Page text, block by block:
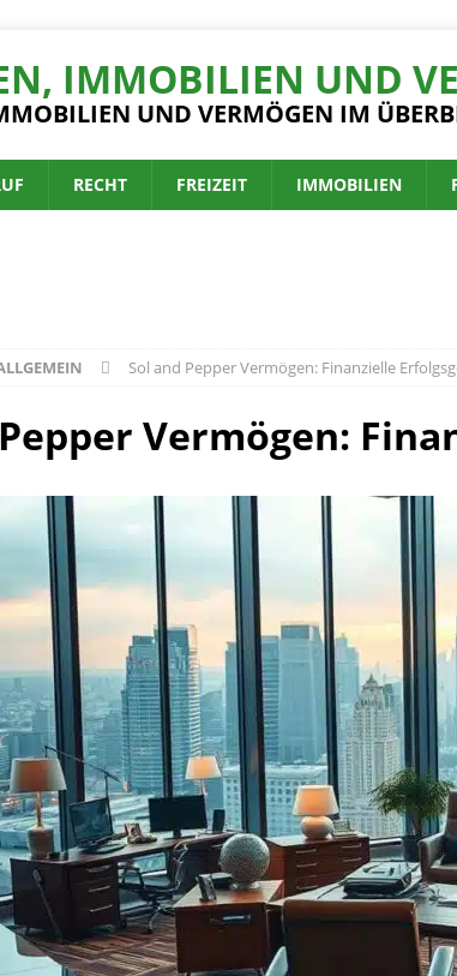
IMMOBILIEN UND
UND VERMÖGEN IM
RECHT FREIZEIT IMMOBILIEN
Sol and Pepper Vermögen: Finanzielle
Vermögen: